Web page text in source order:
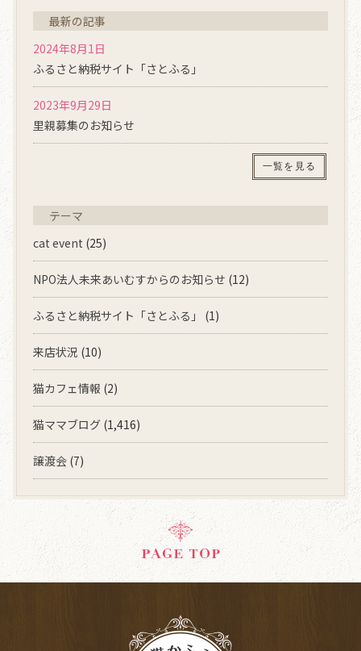
最新の記事
2024年8月1日
ふるさと納税サイト「さとふる」
2023年9月29日
里親募集のお知らせ
一覧を見る
テーマ
cat event (25)
NPO法人未来あいむすからのお知らせ (12)
ふるさと納税サイト「さとふる」 (1)
来店状況 (10)
猫カフェ情報 (2)
猫ママブログ (1,416)
譲渡会 (7)